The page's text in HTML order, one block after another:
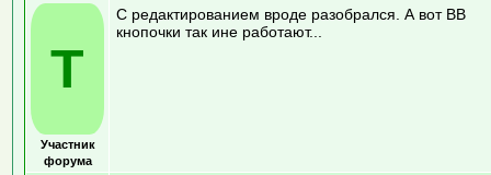
T
Участник
форума
С редактированием вроде разобрался. А вот ВВ
кнопочки так ине работают...